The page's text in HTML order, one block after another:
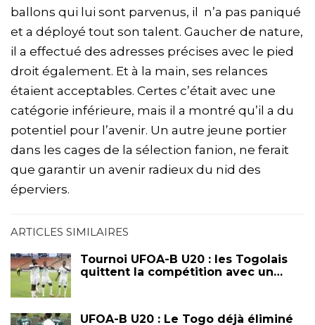
ballons qui lui sont parvenus, il n’a pas paniqué
et a déployé tout son talent. Gaucher de nature,
il a effectué des adresses précises avec le pied
droit également. Et à la main, ses relances
étaient acceptables. Certes c’était avec une
catégorie inférieure, mais il a montré qu’il a du
potentiel pour l’avenir. Un autre jeune portier
dans les cages de la sélection fanion, ne ferait
que garantir un avenir radieux du nid des
éperviers.
ARTICLES SIMILAIRES
Tournoi UFOA-B U20 : les Togolais
quittent la compétition avec un…
UFOA-B U20 : Le Togo déjà éliminé